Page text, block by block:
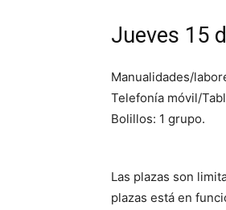
Jueves 15
Manualidades/
Telefonía móvil/
Bolillos: 1 grupo.
Las plazas son
plazas está en